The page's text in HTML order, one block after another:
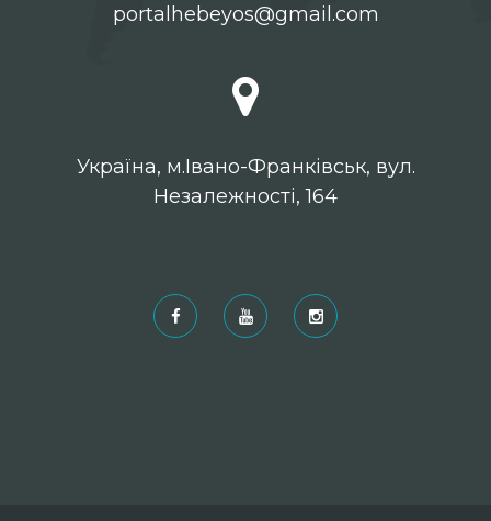
portalhebeyos@gmail.com
Українa, м.Івано-Франківськ, вул.
Незалежності, 164